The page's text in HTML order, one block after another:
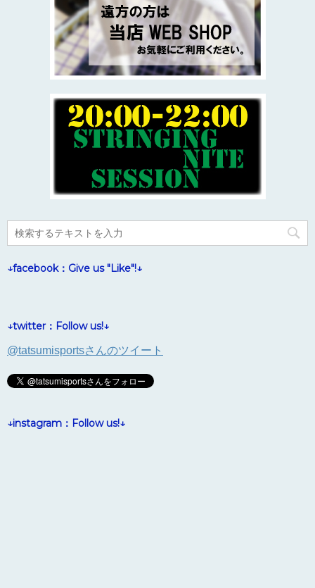
↓facebook：Give us "Like"!↓
↓twitter：Follow us!↓
@tatsumisportsさんのツイート
↓instagram：Follow us!↓